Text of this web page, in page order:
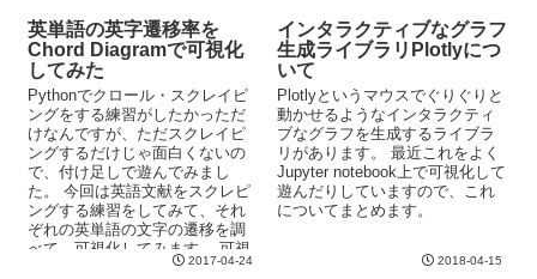
英単語の英字遷移率を
Chord Diagramで可視化
してみた
Pythonでクロール・スクレイピ
ングをする練習がしたかっただ
けなんですが、ただスクレイピ
ングするだけじゃ面白くないの
で、付け足しで遊んでみまし
た。 今回は英語文献をスクレピ
ングする練習をしてみて、それ
ぞれの英単語の文字の遷移を調
べて、可視化してみます。 可視
化グラフに関しては、Chord
2017-04-24
インタラクティブなグラフ
生成ライブラリPlotlyにつ
いて
Plotlyというマウスでぐりぐりと
動かせるようなインタラクティ
ブなグラフを生成するライブラ
リがあります。 最近これをよく
Jupyter notebook上で可視化して
遊んだりしていますので、これ
についてまとめます。
2018-04-15